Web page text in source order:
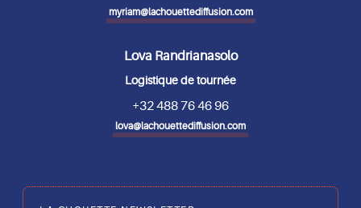
myriam@lachouettediffusion.com
Lova Randrianasolo
Logistique de tournée
+32 488 76 46 96
lova@lachouettediffusion.com